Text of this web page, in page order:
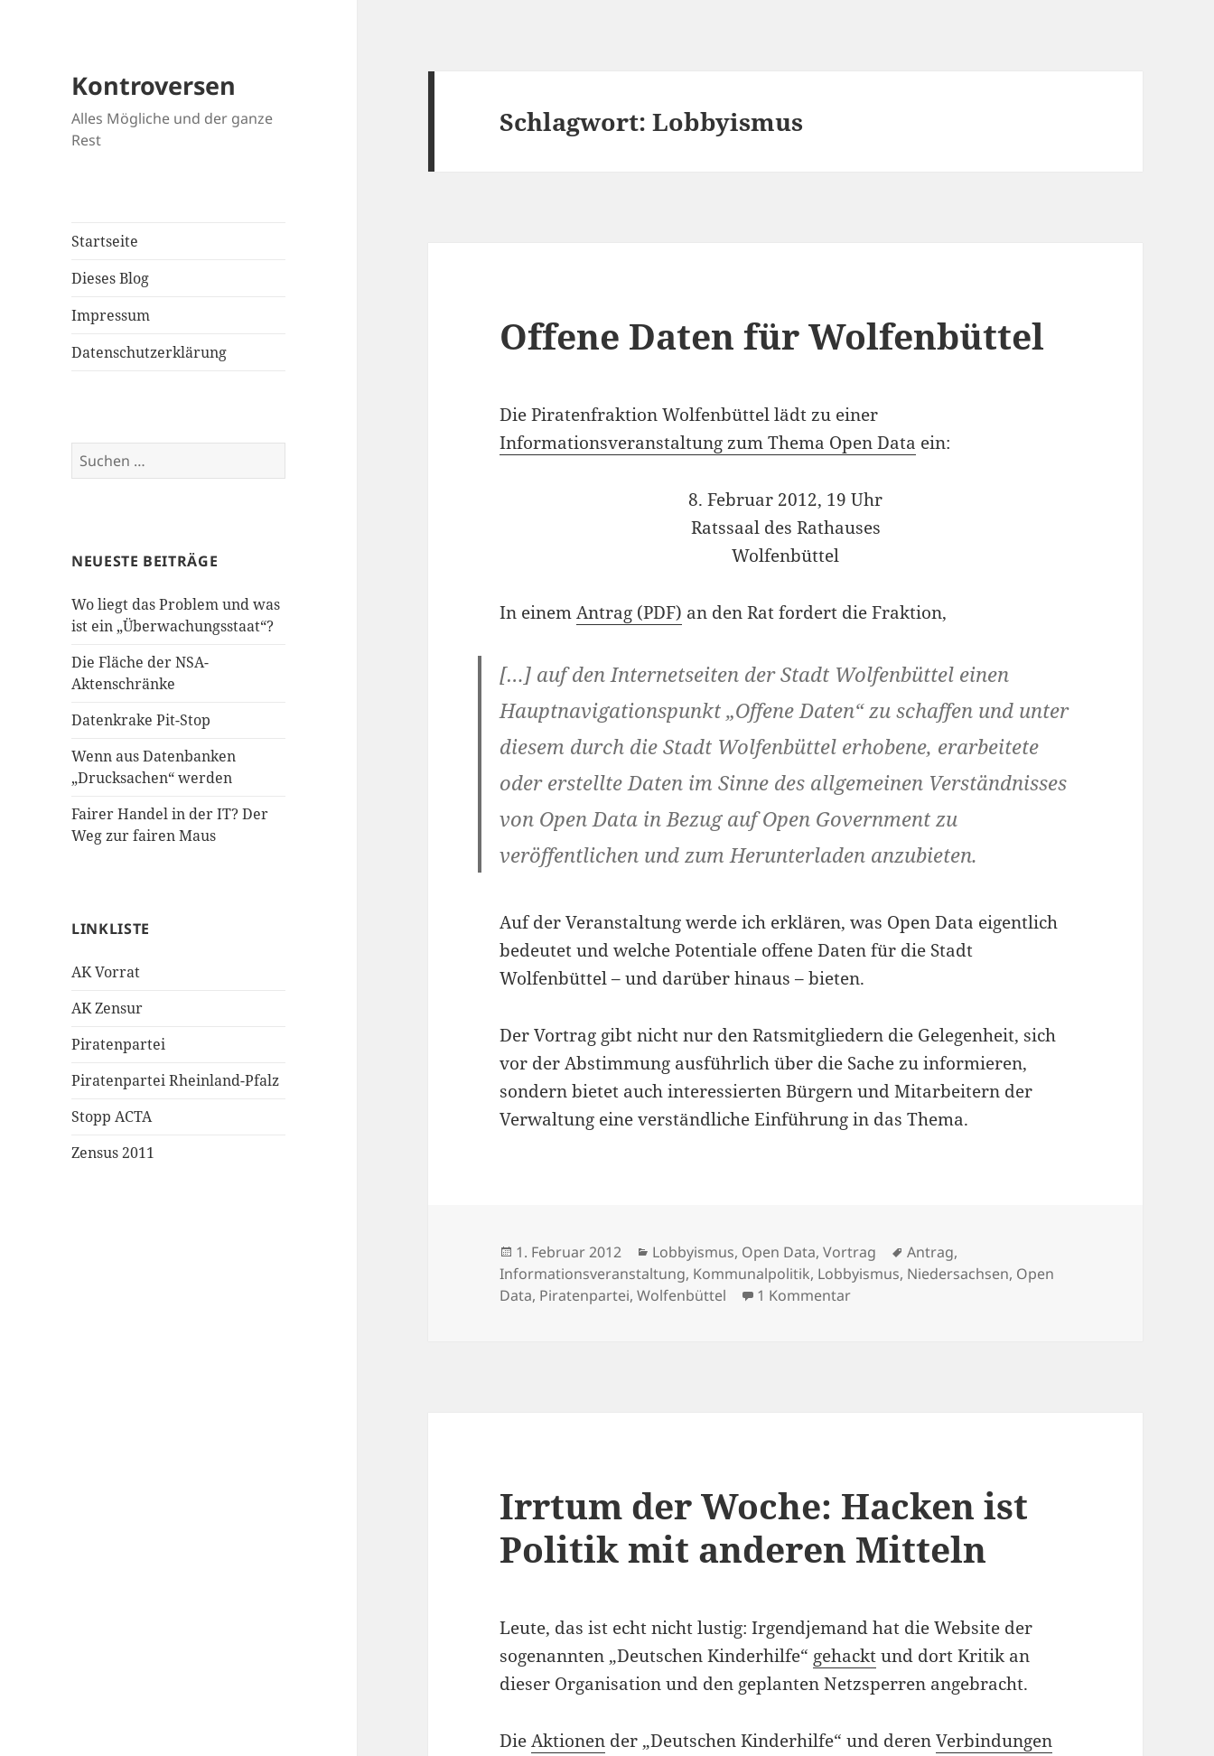
Kontroversen
Alles Mögliche und der ganze
Rest
Startseite
Dieses Blog
Impressum
Datenschutzerklärung
Suchen
nach:
NEUESTE BEITRÄGE
Wo liegt das Problem und was
ist ein „Überwachungsstaat“?
Die Fläche der NSA-
Aktenschränke
Datenkrake Pit-Stop
Wenn aus Datenbanken
„Drucksachen“ werden
Fairer Handel in der IT? Der
Weg zur fairen Maus
LINKLISTE
AK Vorrat
AK Zensur
Piratenpartei
Piratenpartei Rheinland-Pfalz
Stopp ACTA
Zensus 2011
Schlagwort:Lobbyismus
Offene Daten für Wolfenbüttel
Die Piratenfraktion Wolfenbüttel lädt zu einer
Informationsveranstaltung zum Thema Open Data ein:
8. Februar 2012, 19 Uhr
Ratssaal des Rathauses
Wolfenbüttel
In einemAntrag (PDF) an den Rat fordert die Fraktion,
[…] auf den Internetseiten der Stadt Wolfenbüttel einen
Hauptnavigationspunkt „Offene Daten“ zu schaffen und unter
diesem durch die Stadt Wolfenbüttel erhobene, erarbeitete
oder erstellte Daten im Sinne des allgemeinen Verständnisses
von Open Data in Bezug auf Open Government zu
veröffentlichen und zum Herunterladen anzubieten.
Auf der Veranstaltung werde ich erklären, was Open Data eigentlich
bedeutet und welche Potentiale offene Daten für die Stadt
Wolfenbüttel – und darüber hinaus – bieten.
Der Vortrag gibt nicht nur den Ratsmitgliedern die Gelegenheit, sich
vor der Abstimmung ausführlich über die Sache zu informieren,
sondern bietet auch interessierten Bürgern und Mitarbeitern der
Verwaltung eine verständliche Einführung in das Thema.
Veröffentlicht
am
1. Februar 2012 Kategorien
Lobbyismus, Open Data,Vortrag Schlagwörter
Antrag,
Informationsveranstaltung, Kommunalpolitik, Lobbyismus, Niedersachsen, Open
Data, Piratenpartei,Wolfenbüttel 1 Kommentarzu Offene Daten für Wolfenbüttel
Irrtum der Woche: Hacken ist
Politik mit anderen Mitteln
Leute, das ist echt nicht lustig: Irgendjemand hat die Website der
sogenannten „Deutschen Kinderhilfe“ gehacktund dort Kritik an
dieser Organisation und den geplanten Netzsperren angebracht.
DieAktionen der „Deutschen Kinderhilfe“ und derenVerbindungen